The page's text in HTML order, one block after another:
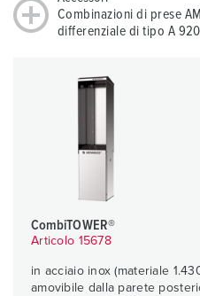
Combinazioni di prese
differenziale di tipo A
CombiTOWER®
Articolo 15678
in acciaio inox (materiale
amovibile dalla parete